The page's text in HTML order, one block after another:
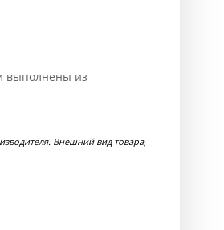
выполнены из
Внешний вид товара,